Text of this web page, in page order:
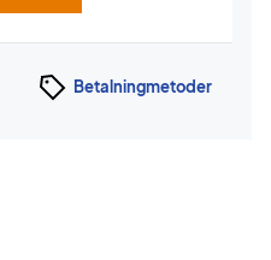
Betalningmetoder